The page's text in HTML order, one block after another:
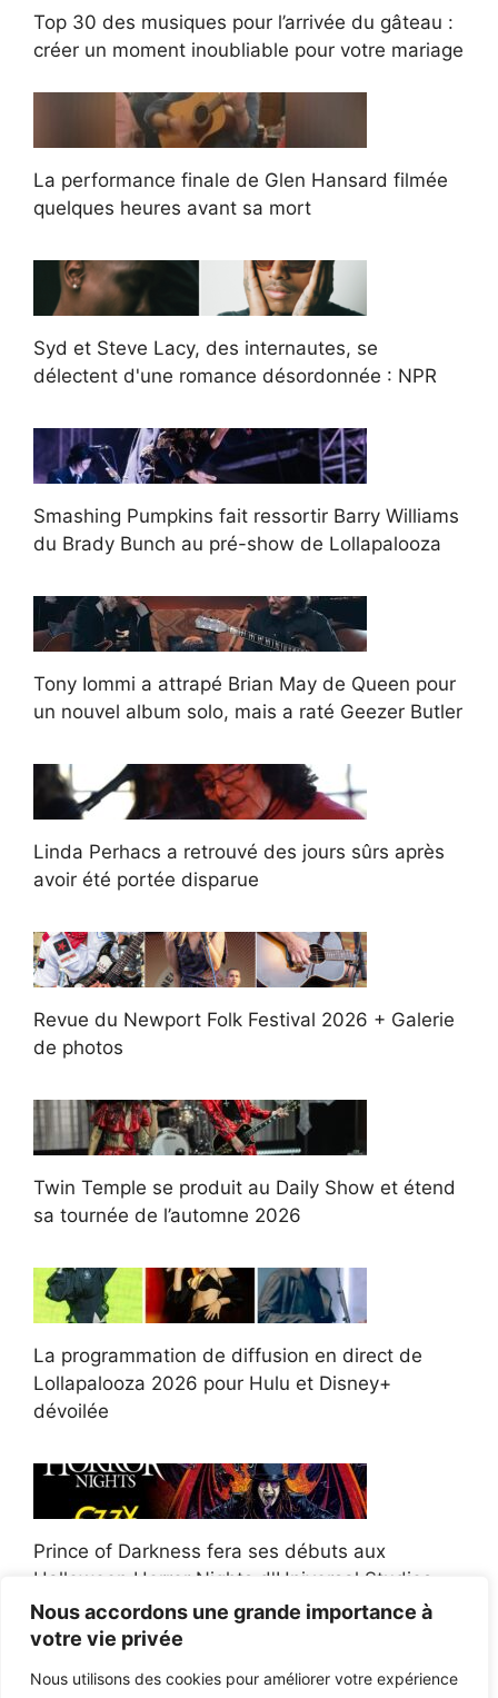
Nous accordons une grande importance à
votre vie privée
Nous utilisons des cookies pour améliorer votre expérience
Top 30 des musiques pour l’arrivée du gâteau :
créer un moment inoubliable pour votre mariage
La performance finale de Glen Hansard filmée
quelques heures avant sa mort
Syd et Steve Lacy, des internautes, se
délectent d'une romance désordonnée : NPR
Smashing Pumpkins fait ressortir Barry Williams
du Brady Bunch au pré-show de Lollapalooza
Tony Iommi a attrapé Brian May de Queen pour
un nouvel album solo, mais a raté Geezer Butler
Linda Perhacs a retrouvé des jours sûrs après
avoir été portée disparue
Revue du Newport Folk Festival 2026 + Galerie
de photos
Twin Temple se produit au Daily Show et étend
sa tournée de l’automne 2026
La programmation de diffusion en direct de
Lollapalooza 2026 pour Hulu et Disney+
dévoilée
Prince of Darkness fera ses débuts aux
Halloween Horror Nights d'Universal Studios